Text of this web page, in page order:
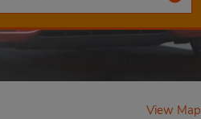
View Map